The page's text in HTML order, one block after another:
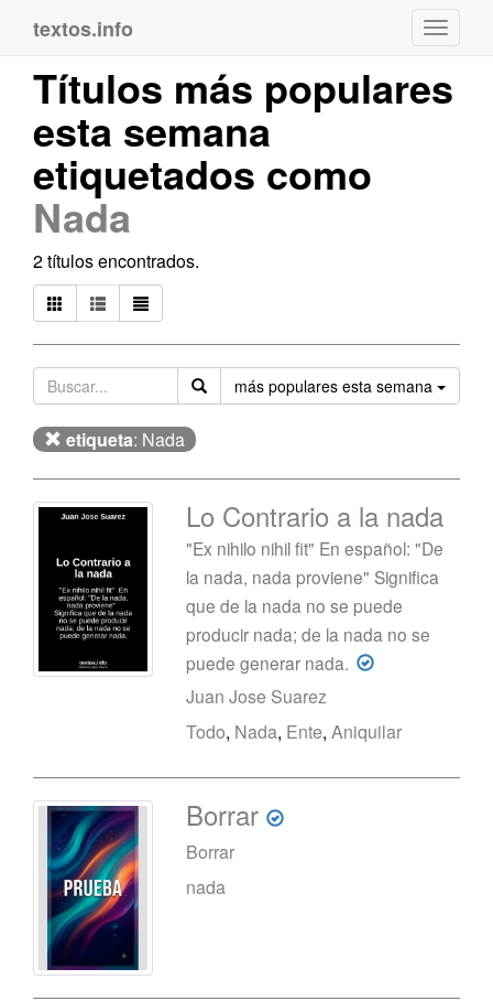
textos.info
Títulos más populares
esta semana
etiquetados como
Nada
2 títulos encontrados.
más populares esta semana
etiqueta: Nada
Lo Contrario a la nada
"Ex nihilo nihil fit" En español: "De
la nada, nada proviene" Significa
que de la nada no se puede
producir nada; de la nada no se
puede generar nada.
Juan Jose Suarez
Todo, Nada, Ente,Aniquilar
Borrar
Borrar
nada